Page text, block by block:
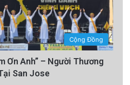
Cộng Đồng
Ơn Anh” – Người Thương
San Jose